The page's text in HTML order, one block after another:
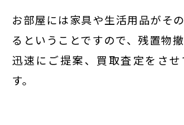
お部屋には家具や生活用品がそ
るということですので、残置物
迅速にご提案、 買取査定をさ
す。